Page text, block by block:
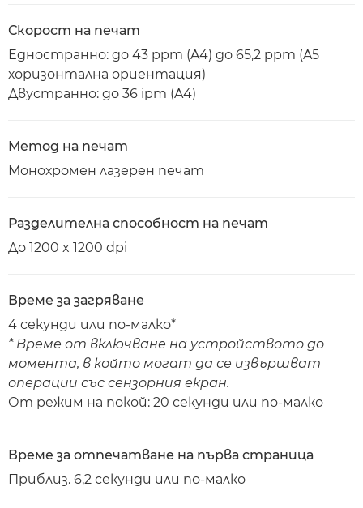
Скорост на печат
Едностранно: до 43 ppm (A4) до 65,2 ppm (A5
хоризонтална ориентация)
Двустранно: до 36 ipm (A4)
Метод на печат
Монохромен лазерен печат
Разделителна способност на печат
До 1200 x 1200 dpi
Време за загряване
4 секунди или по-малко*
* Време от включване на устройството до
момента, в който могат да се извършват
операции със сензорния екран.
От режим на покой: 20 секунди или по-малко
Време за отпечатване на първа страница
Приблиз. 6,2 секунди или по-малко